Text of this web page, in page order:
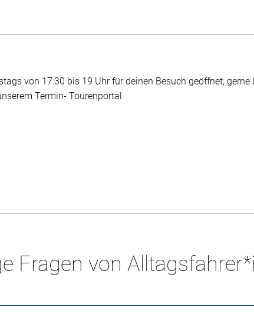
von 17:30 bis 19 Uhr für deinen Besuch geöffnet;
Termin- Tourenportal.
Fragen von